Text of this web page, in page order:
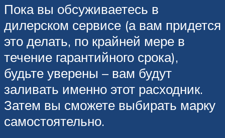
Пока вы обсуживаетесь в
дилерском сервисе (а вам придется
это делать, по крайней мере в
течение гарантийного срока),
будьте уверены – вам будут
заливать именно этот расходник.
Затем вы сможете выбирать марку
самостоятельно.